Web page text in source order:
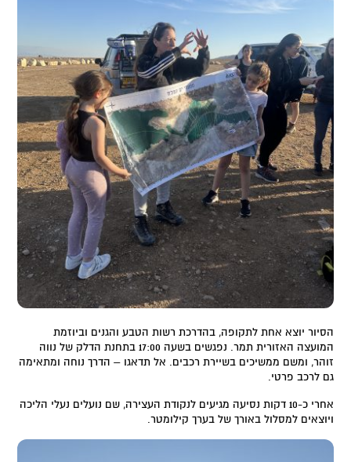
הסיור יוצא אחת לתקופה, בהדרכת רשות הטבע והגנים וביוזמת
המועצה האזורית תמר. נפגשים בשעה 17:00 בתחנת הדלק של נווה
זוהר, ומשם ממשיכים בשיירת רכבים. אל תדאגו – הדרך נוחה ומתאימה
גם לרכב פרטי.
אחרי כ-10 דקות נסיעה מגיעים לנקודת העצירה, שם נועלים נעלי הליכה
ויוצאים למסלול באורך של בערך קילומטר.